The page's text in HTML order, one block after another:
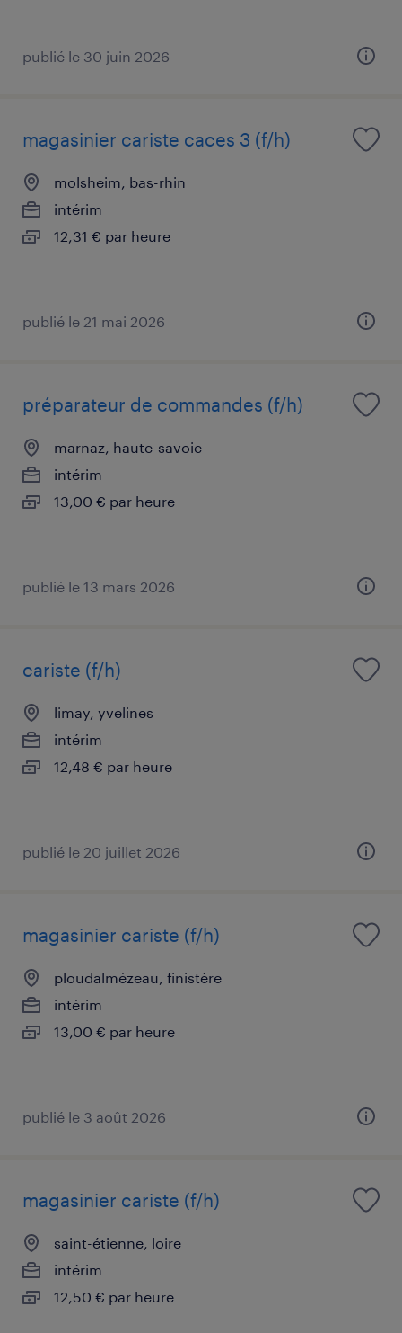
publié le 30 juin 2026
magasinier cariste caces 3 (f/h)
molsheim, bas-rhin
intérim
12,31 € par heure
publié le 21 mai 2026
préparateur de commandes (f/h)
marnaz, haute-savoie
intérim
13,00 € par heure
publié le 13 mars 2026
cariste (f/h)
limay, yvelines
intérim
12,48 € par heure
publié le 20 juillet 2026
magasinier cariste (f/h)
ploudalmézeau, finistère
intérim
13,00 € par heure
publié le 3 août 2026
magasinier cariste (f/h)
saint-étienne, loire
intérim
12,50 € par heure